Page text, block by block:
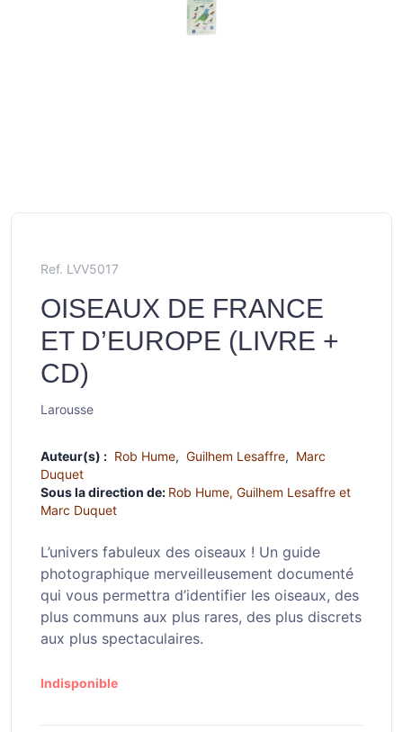
Ref. LVV5017
OISEAUX DE FRANCE
ET D’EUROPE (LIVRE +
CD)
Larousse
Auteur(s) : Rob Hume, Guilhem Lesaffre, Marc
Duquet
Sous la direction de: Rob Hume, Guilhem Lesaffre et
Marc Duquet
L’univers fabuleux des oiseaux ! Un guide
photographique merveilleusement documenté
qui vous permettra d’identifier les oiseaux, des
plus communs aux plus rares, des plus discrets
aux plus spectaculaires.
Indisponible